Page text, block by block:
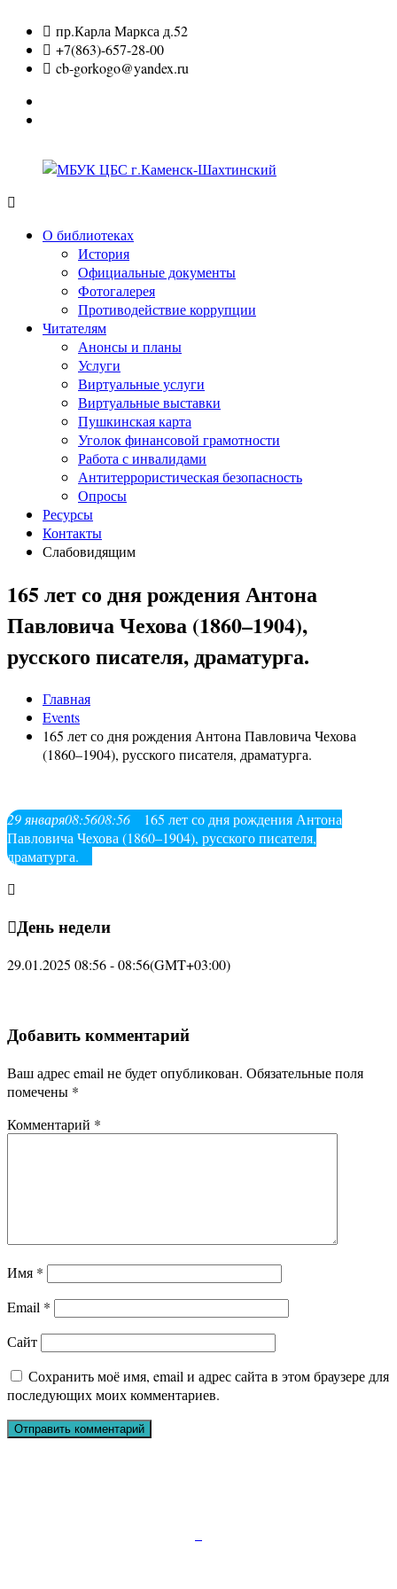
содержимому
пр.Карла Маркса д.52
+7(863)-657-28-00
cb-gorkogo@yandex.ru
ЦБС
г.Каменск-
Шахтинский
О библиотеках
История
Официальные документы
Фотогалерея
Противодействие коррупции
Читателям
Анонсы и планы
Услуги
Виртуальные услуги
Виртуальные выставки
Пушкинская карта
Уголок финансовой грамотности
Работа с инвалидами
Антитеррористическая безопасность
Опросы
Ресурсы
Контакты
Слабовидящим
165 лет со дня рождения Антона
Павловича Чехова (1860–1904),
русского писателя, драматурга.
Главная
Events
165 лет со дня рождения Антона Павловича Чехова
(1860–1904), русского писателя, драматурга.
29января08:5608:56
165 лет со дня рождения Антона
Павловича Чехова (1860–1904), русского писателя,
драматурга.
День недели
29.01.2025 08:56 - 08:56(GMT+03:00)
Добавить комментарий
Ваш адрес email не будет опубликован. Обязательные поля
помечены *
Комментарий *
Имя *
Email *
Сайт
Сохранить моё имя, email и адрес сайта в этом браузере для
последующих моих комментариев.